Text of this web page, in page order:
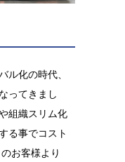
ル化の時代、
ってきまし
組織スリム化
る事でコスト
お客様より